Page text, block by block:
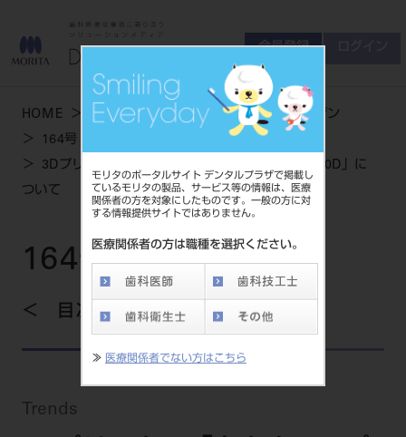
モリタのポータルサイト デンタルプラザで掲載し
ているモリタの製品、サービス等の情報は、医療
関係者の方を対象にしたものです。一般の方に対
する情報提供サイトではありません。
医療関係者の方は職種を選択ください。
≫ 医療関係者でない方はこちら
会員登録
HOME 学術・お役立ち情報
デンタルマガジン
164号 SPRING
3Dプリンター「カタナ® 3DプリンターDWS-020D」に
ついて
164号 SPRING
目次を見る
Trends
お問い合わせ
商品について
セミナーについて
友の会について
ご開業について
会員登録 ログイン
製品情報トップ
製品カテゴリ
サポート情報
セミナー・イベント